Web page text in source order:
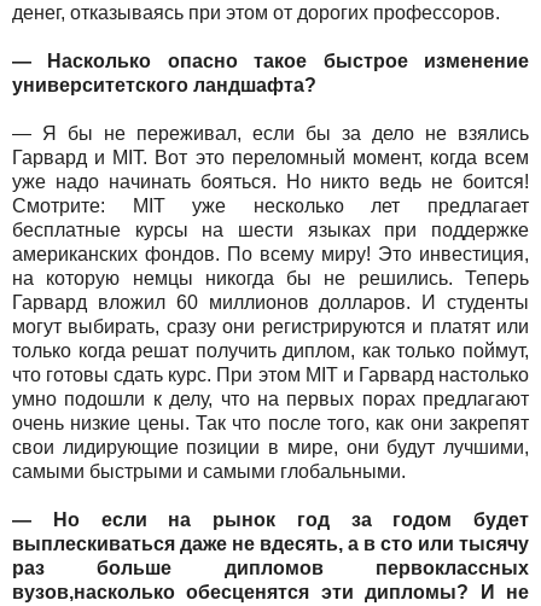
денег, отказываясь при этом от дорогих профессоров.
— Насколько опасно такое быстрое изменение
университетского ландшафта?
— Я бы не переживал, если бы за дело не взялись
Гарвард и MIT. Вот это переломный момент, когда всем
уже надо начинать бояться. Но никто ведь не боится!
Смотрите: MIT уже несколько лет предлагает
бесплатные курсы на шести языках при поддержке
американских фондов. По всему миру! Это инвестиция,
на которую немцы никогда бы не решились. Теперь
Гарвард вложил 60 миллионов долларов. И студенты
могут выбирать, сразу они регистрируются и платят или
только когда решат получить диплом, как только поймут,
что готовы сдать курс. При этом MIT и Гарвард настолько
умно подошли к делу, что на первых порах предлагают
очень низкие цены. Так что после того, как они закрепят
свои лидирующие позиции в мире, они будут лучшими,
самыми быстрыми и самыми глобальными.
— Но если на рынок год за годом будет
выплескиваться даже не вдесять, а в сто или тысячу
раз больше дипломов первоклассных
вузов,насколько обесценятся эти дипломы? И не